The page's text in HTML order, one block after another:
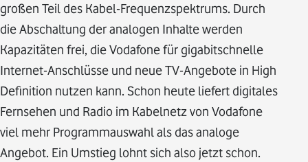
großen Teil des Kabel-Frequenzspektrums. Durch
die Abschaltung der analogen Inhalte werden
Kapazitäten frei, die Vodafone für gigabitschnelle
Internet-Anschlüsse und neue TV-Angebote in High
Definition nutzen kann. Schon heute liefert digitales
Fernsehen und Radio im Kabelnetz von Vodafone
viel mehr Programmauswahl als das analoge
Angebot. Ein Umstieg lohnt sich also jetzt schon.